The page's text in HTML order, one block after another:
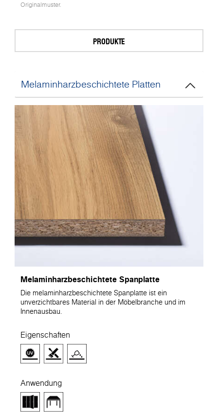
Originalmuster.
PRODUKTE
Melaminharzbeschichtete Platten
Melaminharzbeschichtete Spanplatte
Die melaminharzbeschichtete Spanplatte ist ein
unverzichtbares Material in der Möbelbranche und im
Innenausbau.
Eigenschaften
Anwendung